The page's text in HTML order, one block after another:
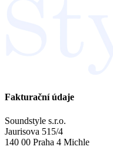
Fakturační údaje
Soundstyle s.r.o.
Jaurisova 515/4
140 00 Praha 4 Michle